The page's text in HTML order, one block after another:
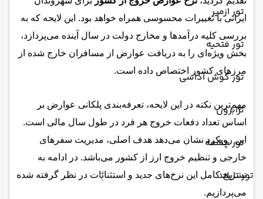
تور ازمیر
تور فتحیه
تور کوش آداسی
ترابزون
تور چشمه
تور تایلند
ایرانی با تغییرات محسوسی همراه خواهد بود. این لایحه که به
بررسی کلیه درآمدها و مخارج دولت در سال آینده می‌پردازد،
بخش ویژه‌ای را به دریافت عوارض از مسافران خارج شده از
مرزهای کشور اختصاص داده است.
مهم‌ترین نکته در این لایحه، تعرفه‌بندی پلکانی عوارض بر
اساس تعداد دفعات خروج هر فرد در طول سال مالی است.
این رویکرد نشان می‌دهد هدف اصلی، مدیریت سفرهای
خارجی و تنظیم خروج ارز از کشور می‌باشد. در ادامه به
تشریح کامل این نرخ‌های جدید و استثنائات در نظر گرفته شده
می‌پردازیم.